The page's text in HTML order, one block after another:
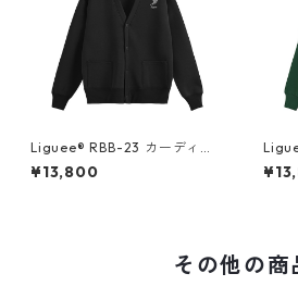
Liguee®️ RBB-23 カーディガ
ン ブラック（刺繍）
¥13,800
ン グ
その他の商